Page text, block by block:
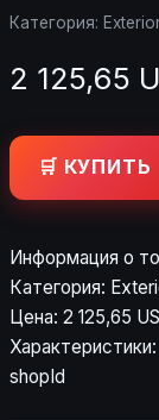
Категория:
2 125,65
🛒 КУПИТЬ
Информация о
Категория:
Цена: 2 125,65
shopId